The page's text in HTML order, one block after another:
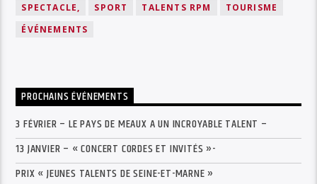
SPECTACLE,
SPORT TALENTS RPM
TOURISME
ÉVÉNEMENTS
PROCHAINS ÉVÉNEMENTS
3 FÉVRIER – LE PAYS DE MEAUX A UN INCROYABLE TALENT –
13 JANVIER – « CONCERT CORDES ET INVITÉS »-
PRIX « JEUNES TALENTS DE SEINE-ET-MARNE »